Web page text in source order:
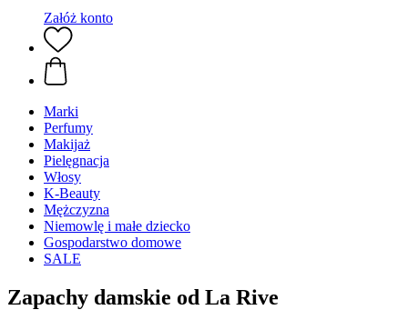
Załóż konto
Marki
Perfumy
Makijaż
Pielęgnacja
Włosy
K-Beauty
Mężczyzna
Niemowlę i małe dziecko
Gospodarstwo domowe
SALE
Zapachy damskie od La Rive